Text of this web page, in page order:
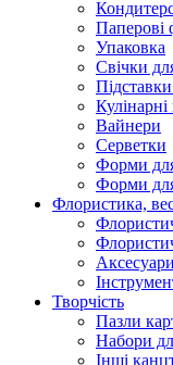
Паперові
Упаковка
Свічки
Вайнери
Серветки
Форми
Форми
Флористика,
Творчість
Пазли
Набори
Інші